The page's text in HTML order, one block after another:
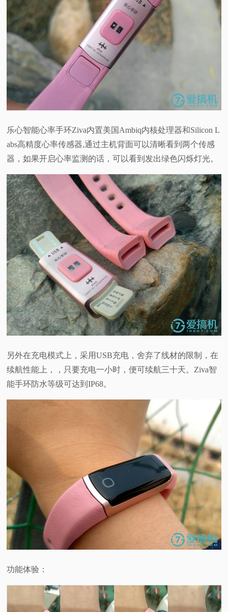
乐心智能心率手环Ziva内置美国Ambiq内核处理器和Silicon L
abs高精度心率传感器,通过主机背面可以清晰看到两个传感
器，如果开启心率监测的话，可以看到发出绿色闪烁灯光。
另外在充电模式上，采用USB充电，舍弃了线材的限制，在
续航性能上，，只要充电一小时，便可续航三十天。Ziva智
能手环防水等级可达到IP68。
功能体验：